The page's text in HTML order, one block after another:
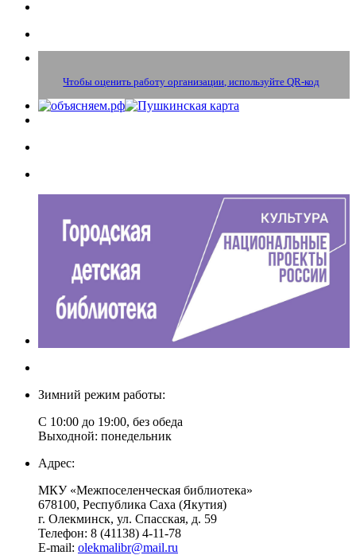
Чтобы оценить работу организации, используйте QR-код
Зимний режим работы:
С 10:00 до 19:00, без обеда
Выходной: понедельник
Адрес:
МКУ «Межпоселенческая библиотека»
678100, Республика Саха (Якутия)
г. Олекминск, ул. Спасская, д. 59
Телефон: 8 (41138) 4-11-78
E-mail: olekmalibr@mail.ru